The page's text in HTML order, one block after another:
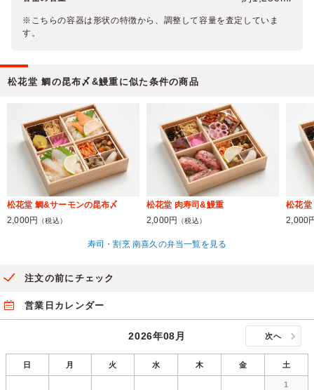
※こちらの容器は形状の特徴から、調整して容量を査定していま
す。
松花堂 鯛の昆布〆&鰻重に似た条件の商品
松花堂 鯛&サーモンの昆布〆
2,000円
（税込）
松花堂 肉寿司&鰻重
2,000円
（税込）
松花堂
2,000
寿司・割烹 南喜久の弁当一覧を見る
注文の前にチェック
営業日カレンダー
2026年08月 次へ
日 月 火 水 木 金 土
1